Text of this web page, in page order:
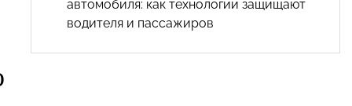
автомобиля: как технологии защищают
водителя и пассажиров